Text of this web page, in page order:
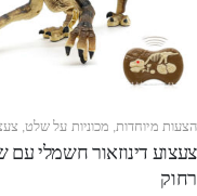
הצעות מיוחדות, מכוניות על שלט, צעצועי
צעצוע דינוזאור חשמלי עם
רחוק